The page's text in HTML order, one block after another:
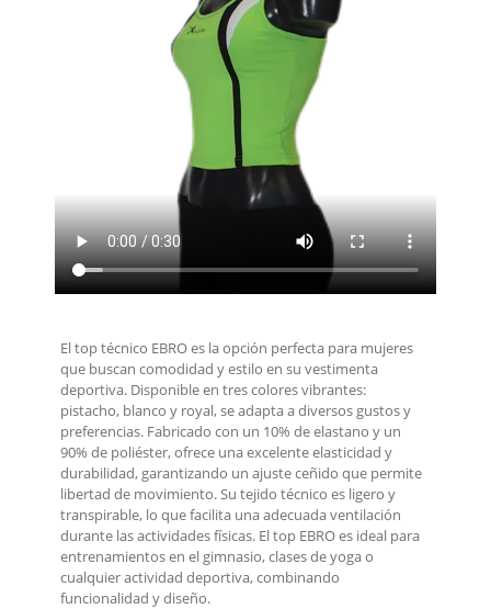
El top técnico EBRO es la opción perfecta para mujeres
que buscan comodidad y estilo en su vestimenta
deportiva. Disponible en tres colores vibrantes:
pistacho, blanco y royal, se adapta a diversos gustos y
preferencias. Fabricado con un 10% de elastano y un
90% de poliéster, ofrece una excelente elasticidad y
durabilidad, garantizando un ajuste ceñido que permite
libertad de movimiento. Su tejido técnico es ligero y
transpirable, lo que facilita una adecuada ventilación
durante las actividades físicas. El top EBRO es ideal para
entrenamientos en el gimnasio, clases de yoga o
cualquier actividad deportiva, combinando
funcionalidad y diseño.